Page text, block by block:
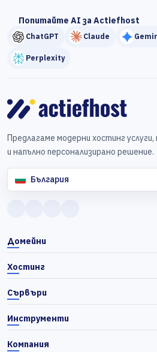
Попитайте AI за Actiefhost
ChatGPT Claude
Perplexity
Предлагаме модерни хостинг
и напълно персонализирано решение.
България
Домейни
Хостинг
Сървъри
Инструменти
Компания